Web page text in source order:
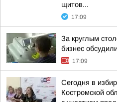
щитов...
17:09
За круглым
бизнес
17:09
Сегодня в
Костромской